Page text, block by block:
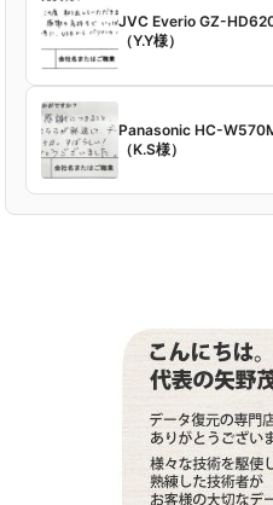
JVC Everio GZ-
（Y.Y様）
Panasonic HC-
（K.S様）